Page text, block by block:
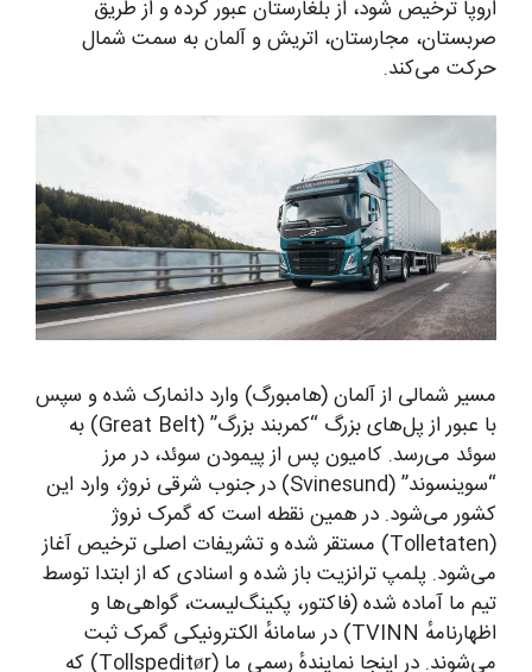
اروپا ترخیص شود، از بلغارستان عبور کرده و از طریق
صربستان، مجارستان، اتریش و آلمان به سمت شمال
حرکت می‌کند.
مسیر شمالی از آلمان (هامبورگ) وارد دانمارک شده و سپس
با عبور از پل‌های بزرگ “کمربند بزرگ” (Great Belt) به
سوئد می‌رسد. کامیون پس از پیمودن سوئد، در مرز
“سوینسوند” (Svinesund) در جنوب شرقی نروژ، وارد این
کشور می‌شود. در همین نقطه است که گمرک نروژ
(Tolletaten) مستقر شده و تشریفات اصلی ترخیص آغاز
می‌شود. پلمپ ترانزیت باز شده و اسنادی که از ابتدا توسط
تیم ما آماده شده (فاکتور، پکینگ‌لیست، گواهی‌ها و
اظهارنامهٔ TVINN) در سامانهٔ الکترونیکی گمرک ثبت
می‌شوند. در اینجا نمایندهٔ رسمی ما (Tollspeditør) که